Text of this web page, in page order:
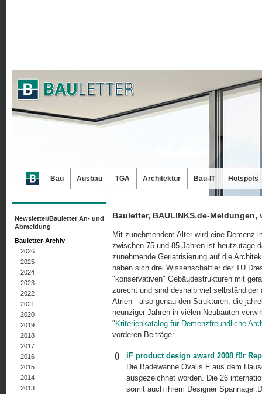
Bauletter, BAULINKS.de-Meldungen,
Mit zunehmendem Alter wird eine Demenz
zwischen 75 und 85 Jahren ist heutzutage
zunehmende Geriatrisierung auf die
haben sich drei Wissenschaftler der TU
"konservativen" Gebäudestrukturen mit
zurecht und sind deshalb viel
Atrien - also genau den Strukturen, die
neunziger Jahren in vielen Neubauten
" Kriterienkatalog für Demenzfreundliche
vorderen Beiträge:
()
iF product design award 2008 für
Die Badewanne Ovalis F aus dem
ausgezeichnet worden. Die 26
somit auch ihrem Designer
Newsletter/Bauletter An- und
Abmeldung
Bauletter-Archiv
2026
2025
2024
2023
2022
2021
2020
2019
2018
2017
2016
2015
2014
2013
Bau Ausbau TGA Architektur Bau-IT Hotspots